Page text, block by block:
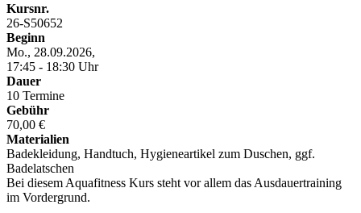
Kursnr.
26-S50652
Beginn
Mo., 28.09.2026,
17:45 - 18:30 Uhr
Dauer
10 Termine
Gebühr
70,00 €
Materialien
Badekleidung, Handtuch, Hygieneartikel zum Duschen, ggf.
Badelatschen
Bei diesem Aquafitness Kurs steht vor allem das Ausdauertraining
im Vordergrund.